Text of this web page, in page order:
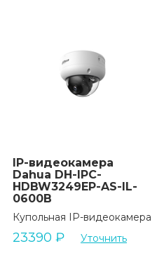
IP-видеокамера
Dahua DH-IPC-
HDBW3249EP-AS-IL-
0600B
Купольная IP-видеокамера
23390 ₽ Уточнить